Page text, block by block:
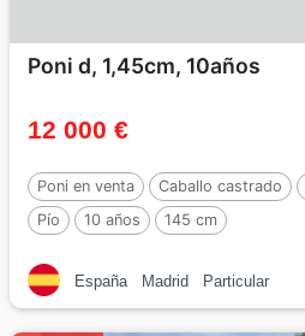
Poni d, 1,45cm, 10años
12 000 €
Poni en venta Caballo castrado
Pío
10 años 145 cm
España Madrid Particular